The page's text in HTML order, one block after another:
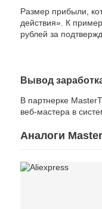
Размер прибыли,
действия». К
рублей за
Вывод
В партнерке
веб-мастера в
Аналоги